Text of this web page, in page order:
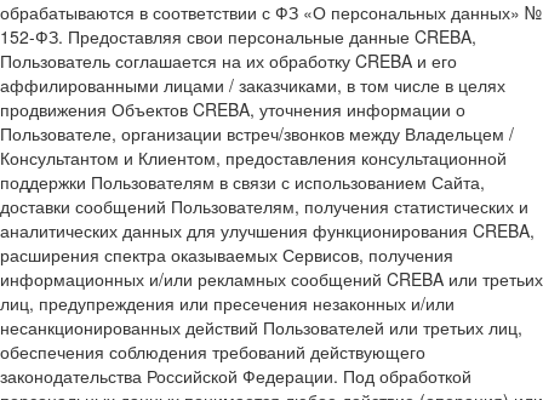
обрабатываются в соответствии с ФЗ «О персональных данных» №
152-ФЗ. Предоставляя свои персональные данные CREBA,
Пользователь соглашается на их обработку CREBA и его
аффилированными лицами / заказчиками, в том числе в целях
продвижения Объектов CREBA, уточнения информации о
Пользователе, организации встреч/звонков между Владельцем /
Консультантом и Клиентом, предоставления консультационной
поддержки Пользователям в связи с использованием Сайта,
доставки сообщений Пользователям, получения статистических и
аналитических данных для улучшения функционирования CREBA,
расширения спектра оказываемых Сервисов, получения
информационных и/или рекламных сообщений CREBA или третьих
лиц, предупреждения или пресечения незаконных и/или
несанкционированных действий Пользователей или третьих лиц,
обеспечения соблюдения требований действующего
законодательства Российской Федерации. Под обработкой